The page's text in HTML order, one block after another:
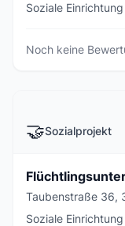
Soziale Einrichtung
Noch keine
🤝Sozialprojekt
Taubenstraße 36,
Soziale Einrichtung